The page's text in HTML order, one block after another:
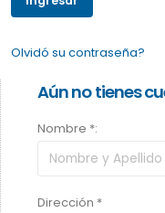
Olvidó su contraseña?
Aún no tienes
Nombre *:
Dirección *